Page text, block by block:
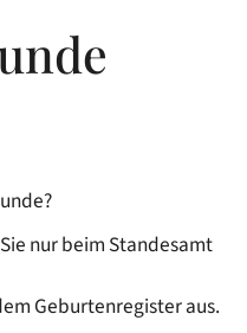
nur beim Standesamt
Geburtenregister aus.